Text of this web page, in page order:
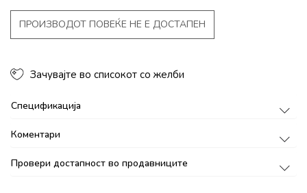
ПРОИЗВОДОТ ПОВЕЌЕ НЕ Е ДОСТАПЕН
Зачувајте во списокот со желби
Спецификација
Коментари
Провери достапност во продавниците